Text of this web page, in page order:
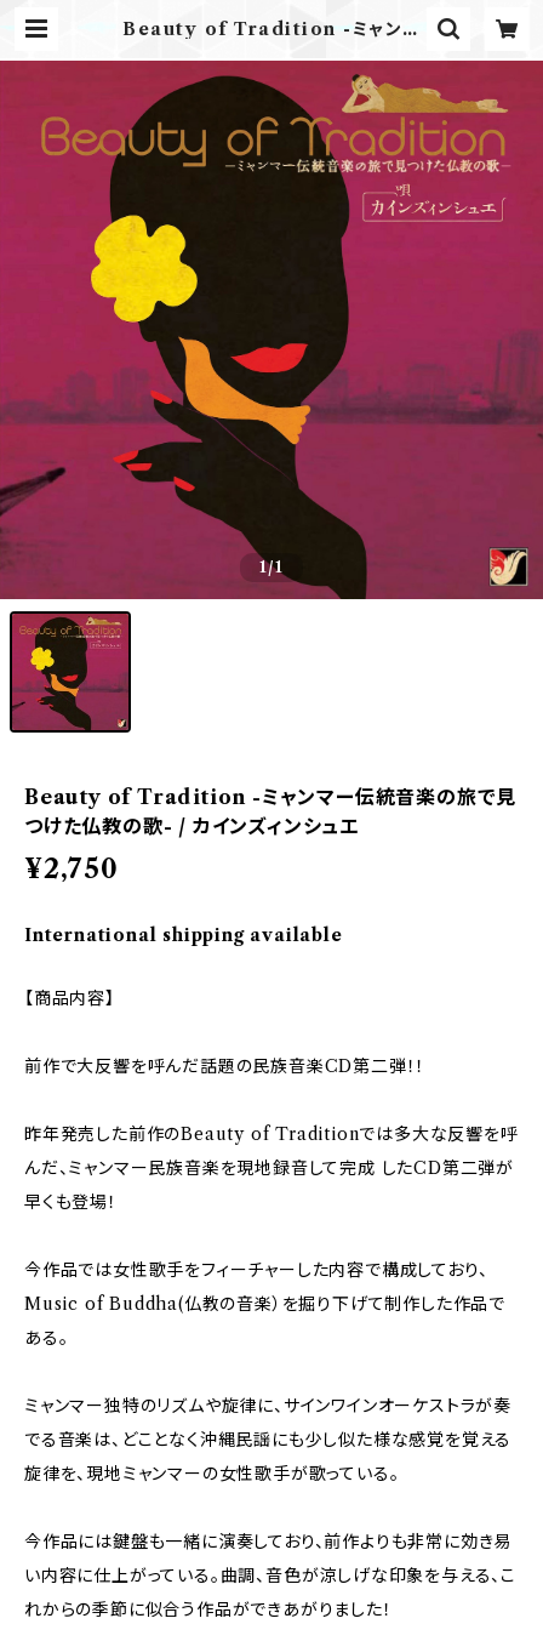
Beauty of Tradition -ミャンマ
/ カインズィンシュエ | Airplane L
abel ONLINE STORE
1/1
Beauty of Tradition -ミャンマー伝統音楽の旅で見
つけた仏教の歌- / カインズィンシュエ
¥2,750
International shipping available
【商品内容】
前作で大反響を呼んだ話題の民族音楽CD第二弾！！
昨年発売した前作のBeauty of Traditionでは多大な反響を呼
んだ、ミャンマー民族音楽を現地録音して完成 したCD第二弾が
早くも登場！
今作品では女性歌手をフィーチャーした内容で構成しており、
Music of Buddha(仏教の音楽）を掘り下げて制作した作品で
ある。
ミャンマー独特のリズムや旋律に、サインワインオーケストラが奏
でる音楽は、どことなく沖縄民謡にも少し似た様な感覚を覚える
旋律を、現地ミャンマーの女性歌手が歌っている。
今作品には鍵盤も一緒に演奏しており、前作よりも非常に効き易
い内容に仕上がっている。曲調、音色が涼しげな印象を与える、こ
れからの季節に似合う作品ができあがりました！